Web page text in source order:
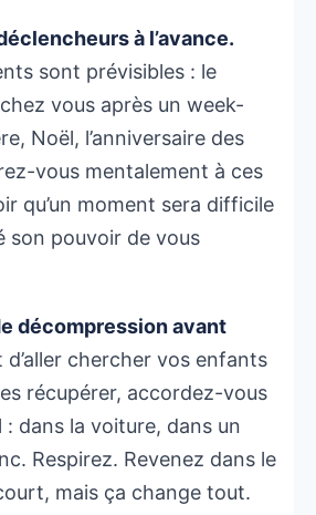
à l’avance.
sont prévisibles : le
vous après un week-
Noël, l’anniversaire des
vous mentalement à ces
qu’un moment sera difficile
son pouvoir de vous
décompression avant
d’aller chercher vos enfants
récupérer, accordez-vous
: dans la voiture, dans un
Respirez. Revenez dans le
mais ça change tout.